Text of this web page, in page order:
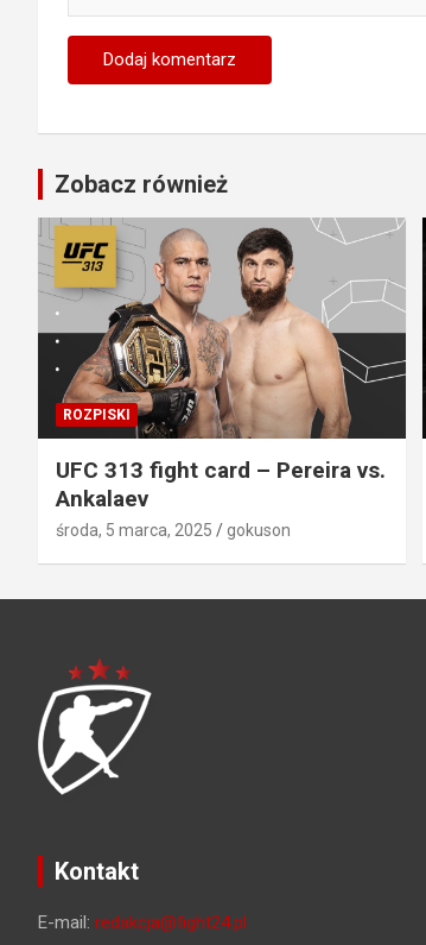
Zobacz również
ROZPISKI
UFC 313 fight card – Pereira vs.
Ankalaev
środa, 5 marca, 2025 gokuson
Kontakt
E-mail: redakcja@fight24.pl